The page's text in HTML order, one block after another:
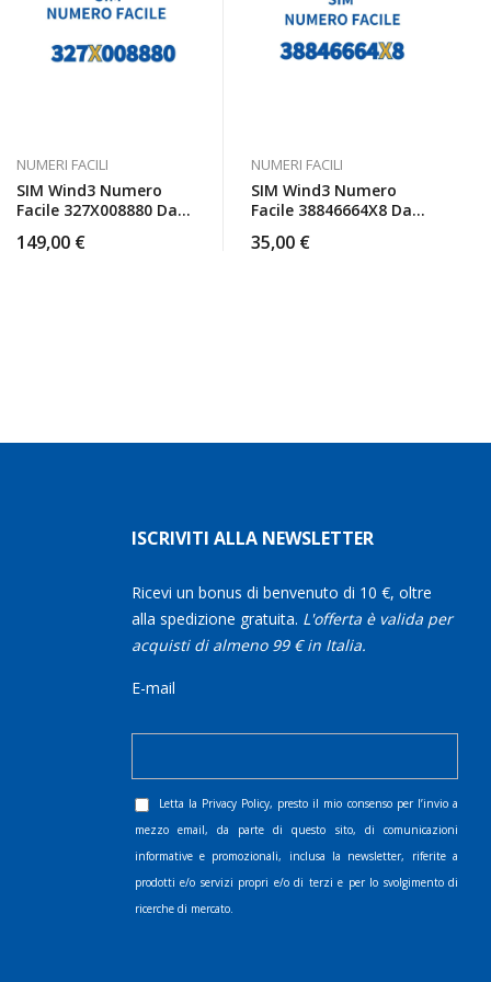
NUMERI FACILI
SIM Wind3 Numero
Facile 327X008880 Da
149,00 €
NUMERI FACILI
SIM Wind3 Numero
Facile 38846664X8 Da
35,00 €
ISCRIVITI ALLA NEWSLETTER
Ricevi un bonus di benvenuto di 10 €, oltre
alla spedizione gratuita. L'offerta è valida per
acquisti di almeno 99 € in Italia.
E-mail
Letta la Privacy Policy, presto il mio consenso per l’invio a
mezzo email, da parte di questo sito, di comunicazioni
informative e promozionali, inclusa la newsletter, riferite a
prodotti e/o servizi propri e/o di terzi e per lo svolgimento di
ricerche di mercato.